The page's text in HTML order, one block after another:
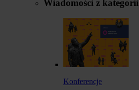
Wiadomości z kategorii
Konferencje